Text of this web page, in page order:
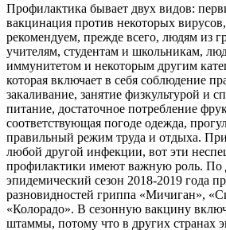
Профилактика бывает двух видов:
вакцинация против некоторых
рекомендуем, прежде всего, людям из
учителям, студентам и школьникам,
иммунитетом и некоторым другим
которая включает в себя соблюдение
закаливание, занятие физкультурой и
питание, достаточное потребление
соответствующая погоде одежда,
правильный режим труда и отдыха.
любой другой инфекции, вот эти
профилактики имеют важную роль.
эпидемический сезон 2018-2019 года
разновидностей гриппа «Мичиган»,
«Колорадо». В сезонную вакцину
штаммы, потому что в других странах